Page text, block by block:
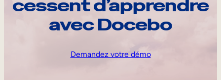
cessent d’apprendre
avec Docebo
Demandez votre démo